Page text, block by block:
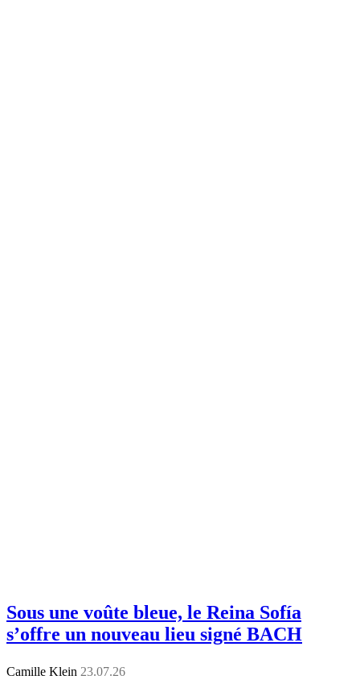
Sous une voûte bleue, le Reina Sofía
s’offre un nouveau lieu signé BACH
Camille Klein 23.07.26